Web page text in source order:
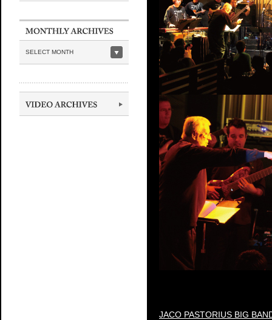
SELECT MONTH
JACO PASTORIUS BIG